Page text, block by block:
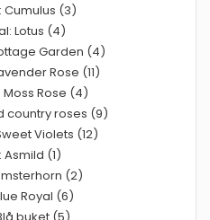
Cumulus (3)
Lotus (4)
Garden (4)
Rose (11)
Moss Rose (4)
country roses (9)
Violets (12)
Asmild (1)
(2)
Royal (6)
buket (5)